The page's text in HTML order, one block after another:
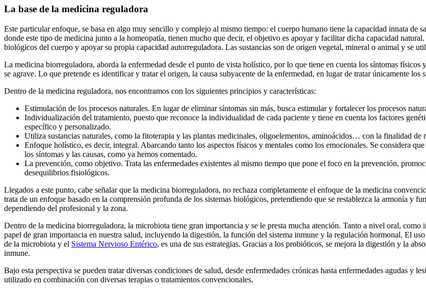
La base de la medicina reguladora
Este particular enfoque, se basa en algo muy sencillo y complejo al mismo tiempo: el cuerpo humano tiene la capacidad innata de
donde este tipo de medicina junto a la homeopatía, tienen mucho que decir, el objetivo es apoyar y facilitar dicha capacidad
biológicos del cuerpo y apoyar su propia capacidad autorreguladora. Las sustancias son de origen vegetal, mineral o animal y se
La medicina biorreguladora, aborda la enfermedad desde el punto de vista holístico, por lo que tiene en cuenta los síntomas
se agrave. Lo que pretende es identificar y tratar el origen, la causa subyacente de la enfermedad, en lugar de tratar únicamente los
Dentro de la medicina reguladora, nos encontramos con los siguientes principios y características:
Estimulación de los procesos naturales. En lugar de eliminar síntomas sin más, busca estimular y fortalecer los procesos
Individualización del tratamiento, puesto que reconoce la individualidad de cada paciente y tiene en cuenta los factores
específico y personalizado.
Utiliza sustancias naturales, como la fitoterapia y las plantas medicinales, oligoelementos, aminoácidos… con la finalidad de
Enfoque holístico, es decir, integral. Abarcando tanto los aspectos físicos y mentales como los emocionales. Se considera
los síntomas y las causas, como ya hemos comentado.
La prevención, como objetivo. Trata las enfermedades existentes al mismo tiempo que pone el foco en la prevención,
desequilibrios fisiológicos.
Llegados a este punto, cabe señalar que la medicina biorreguladora, no rechaza completamente el enfoque de la medicina
trata de un enfoque basado en la comprensión profunda de los sistemas biológicos, pretendiendo que se restablezca la armonía y
dependiendo del profesional y la zona.
Dentro de la medicina biorreguladora, la microbiota tiene gran importancia y se le presta mucha atención. Tanto a nivel oral,
papel de gran importancia en nuestra salud, incluyendo la digestión, la función del sistema inmune y la regulación hormonal. El
de la microbiota y el Sistema Nervioso Entérico, es una de sus estrategias. Gracias a los probióticos, se mejora la digestión y la
inmune.
Bajo esta perspectiva se pueden tratar diversas condiciones de salud, desde enfermedades crónicas hasta enfermedades agudas y
utilizado en combinación con diversas terapias o tratamientos convencionales.